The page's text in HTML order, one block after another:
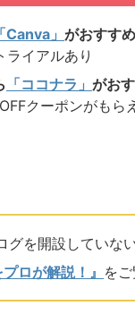
「Canva」 がおすすめ
ライアルあり
「ココナラ」 がお
クーポンがもら
グを開設していな
ロが解説！』 を